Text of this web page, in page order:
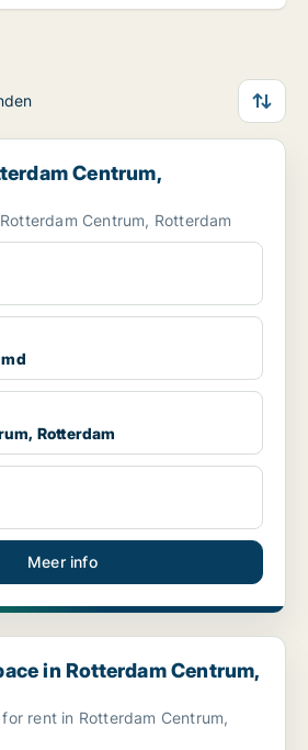
Rotterdam
Centrum,
Centrum, Rotterdam
md
Rotterdam
Meer info
Centrum, Rotterdam
in Rotterdam Centrum,
rent in Rotterdam Centrum,